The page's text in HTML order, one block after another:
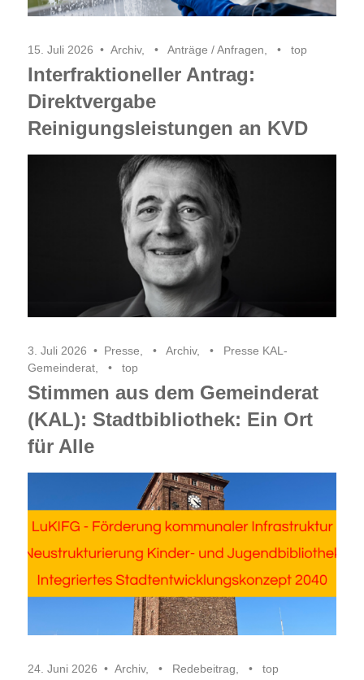
15. Juli 2026 Archiv, Anträge / Anfragen top
Interfraktioneller Antrag:
Direktvergabe
Reinigungsleistungen an KVD
3. Juli 2026 Presse Archiv,
Presse KAL-
Gemeinderat
top
Stimmen aus dem Gemeinderat
(KAL): Stadtbibliothek: Ein Ort
für Alle
24. Juni 2026 Archiv, Redebeitrag top